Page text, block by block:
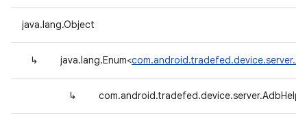
java.lang.Object
↳ java.lang.Enum<
↳